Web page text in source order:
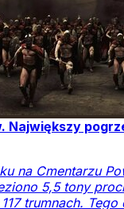
Największy
na Cmentarzu
5,5 tony
trumnach. Tego